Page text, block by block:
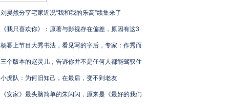
刘昊然分享宅家近况“我和我的乐高”续集来了
《我只喜欢你》：原著与影视存在偏差，原因有这3
杨幂上节目大秀书法，看见写的字后，专家：作秀而
三个版本的赵灵儿，告诉你并不是任何人都能驾驭住
小虎队：为何旧知己，在最后，变不到老友
《安家》最头脑简单的朱闪闪，原来是《最好的我们